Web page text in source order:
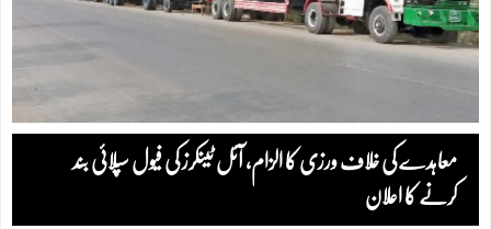
معاہدے کی خلاف ورزی کا الزام، آئل ٹینکرز کی فیول سپلائی بند
کرنے کا اعلان